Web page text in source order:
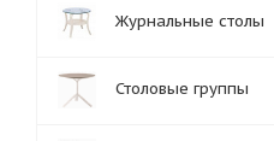
Журнальные столы
Столовые группы